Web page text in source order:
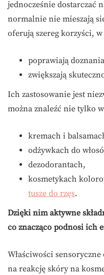
jednocześnie dostarczać
normalnie nie mieszają
oferują szereg korzyści,
poprawiają
zwiększają
Ich zastosowanie jest
można znaleźć nie tylko
kremach i
odżywkach do
dezodorantach,
kosmetykach
tusze do rzęs.
Dzięki nim aktywne
co znacząco podnosi ich
Właściwości
na reakcję skóry na